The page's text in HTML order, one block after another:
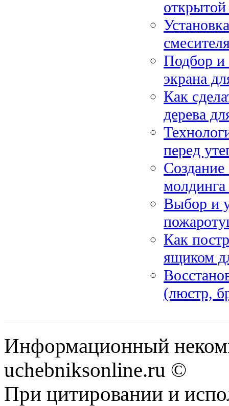
Подбор и
экрана
Как
дерева
перед
молдинга
Выбор и
Как
ящиком
(люстр,
Информационный
uchebniksonline.ru ©
При цитировании и